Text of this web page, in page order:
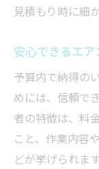
見積もり時に細
安心できるエ
予算内で納得の
めには、信頼で
者の特徴は、料
こと、作業内容
どが挙げられます